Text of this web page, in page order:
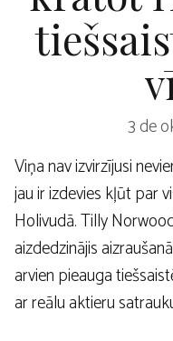
3 de
Viņa nav izvirzījusi
jau ir izdevies kļūt par
Holivudā. Tilly
aizdedzinājis
arvien pieauga
ar reālu aktieru